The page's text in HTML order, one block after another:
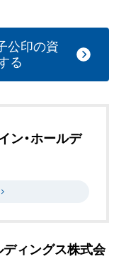
公印の資
る
ン・ホールデ
ディングス株式会